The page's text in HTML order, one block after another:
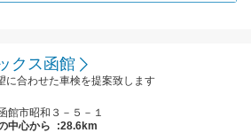
クス函館
に合わせた車検を提案致します
館市昭和３－５－１
中心から
:28.6km